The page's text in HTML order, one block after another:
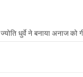
ज्योति धुर्वे ने बनाया अनाज को